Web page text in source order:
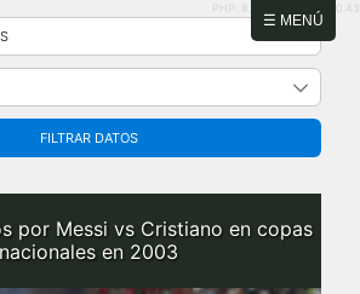
☰ MENÚ
PHP: 8.2.31 | MySQL: 8.0.43
FILTRAR DATOS
por Messi vs Cristiano en copas
nacionales en 2003